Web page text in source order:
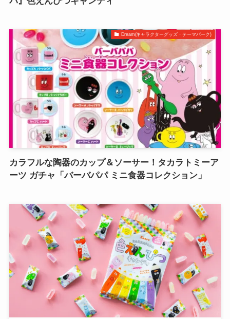
Dream(キャラクターグッズ・テーマパーク)
カラフルな陶器のカップ＆ソーサー！タカラトミーア
ーツ ガチャ「バーバパパ ミニ食器コレクション」